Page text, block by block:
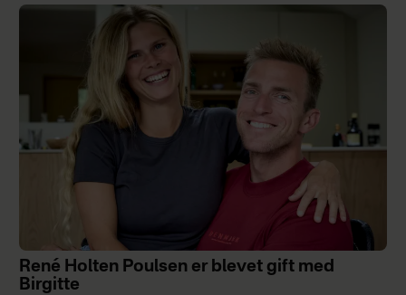
René Holten Poulsen er blevet gift med
Birgitte